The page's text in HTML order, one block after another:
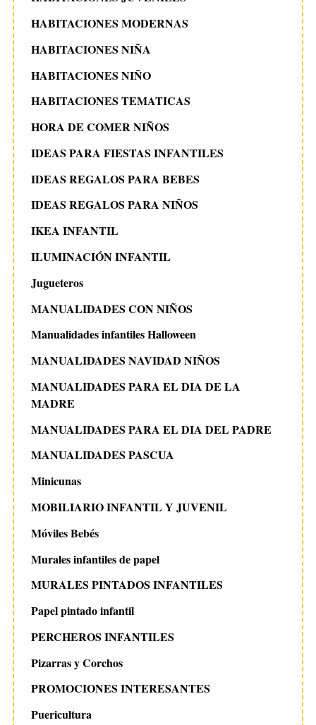
HABITACIONES MODERNAS
HABITACIONES NIÑA
HABITACIONES NIÑO
HABITACIONES TEMATICAS
HORA DE COMER NIÑOS
IDEAS PARA FIESTAS INFANTILES
IDEAS REGALOS PARA BEBES
IDEAS REGALOS PARA NIÑOS
IKEA INFANTIL
ILUMINACIÓN INFANTIL
Jugueteros
MANUALIDADES CON NIÑOS
Manualidades infantiles Halloween
MANUALIDADES NAVIDAD NIÑOS
MANUALIDADES PARA EL DIA DE LA
MADRE
MANUALIDADES PARA EL DIA DEL PADRE
MANUALIDADES PASCUA
Minicunas
MOBILIARIO INFANTIL Y JUVENIL
Móviles Bebés
Murales infantiles de papel
MURALES PINTADOS INFANTILES
Papel pintado infantil
PERCHEROS INFANTILES
Pizarras y Corchos
PROMOCIONES INTERESANTES
Puericultura